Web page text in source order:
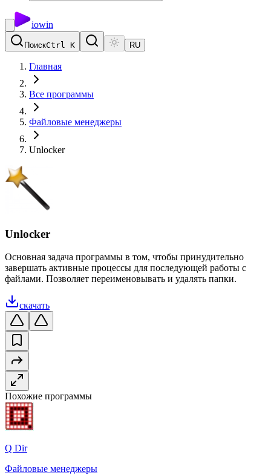
iowin
ПоискCtrl K RU
Главная
Все программы
Файловые менеджеры
Unlocker
Unlocker
Основная задача программы в том, чтобы принудительно
завершать активные процессы для последующей работы с
файлами. Позволяет переименовывать и удалять папки.
скачать
Похожие программы
Q Dir
Файловые менеджеры